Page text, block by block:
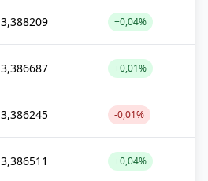
3,388209 +0,04%
3,386687 +0,01%
3,386245 -0,01%
3,386511 +0,04%